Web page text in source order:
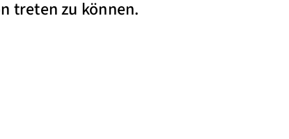
treten zu können.